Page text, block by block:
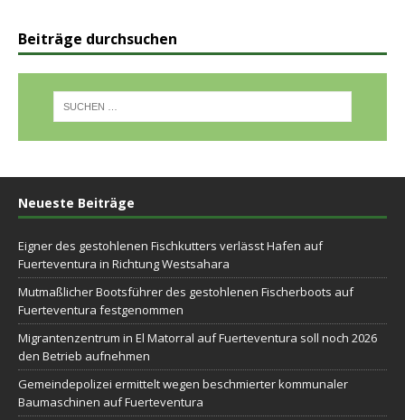
Beiträge durchsuchen
Neueste Beiträge
Eigner des gestohlenen Fischkutters verlässt Hafen auf
Fuerteventura in Richtung Westsahara
Mutmaßlicher Bootsführer des gestohlenen Fischerboots auf
Fuerteventura festgenommen
Migrantenzentrum in El Matorral auf Fuerteventura soll noch 2026
den Betrieb aufnehmen
Gemeindepolizei ermittelt wegen beschmierter kommunaler
Baumaschinen auf Fuerteventura